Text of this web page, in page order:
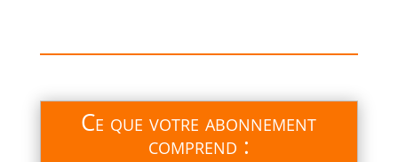
Ce que votre abonnement
comprend :